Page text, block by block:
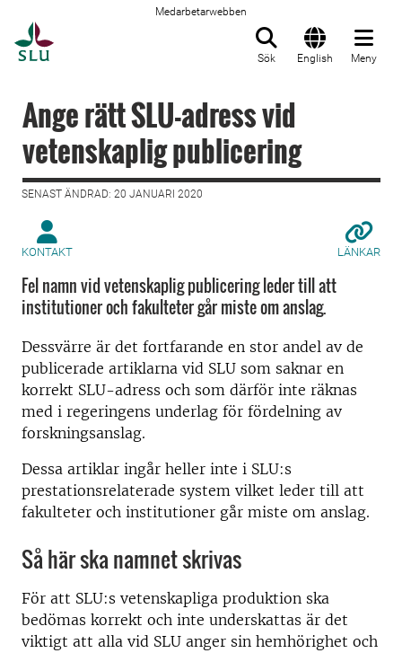
Medarbetarwebben
Sök English Meny
Ange rätt SLU-adress vid
vetenskaplig publicering
SENAST ÄNDRAD: 20 JANUARI 2020
KONTAKT LÄNKAR
Fel namn vid vetenskaplig publicering leder till att
institutioner och fakulteter går miste om anslag.
Dessvärre är det fortfarande en stor andel av de
publicerade artiklarna vid SLU som saknar en
korrekt SLU-adress och som därför inte räknas
med i regeringens underlag för fördelning av
forskningsanslag.
Dessa artiklar ingår heller inte i SLU:s
prestationsrelaterade system vilket leder till att
fakulteter och institutioner går miste om anslag.
Så här ska namnet skrivas
För att SLU:s vetenskapliga produktion ska
bedömas korrekt och inte underskattas är det
viktigt att alla vid SLU anger sin hemhörighet och